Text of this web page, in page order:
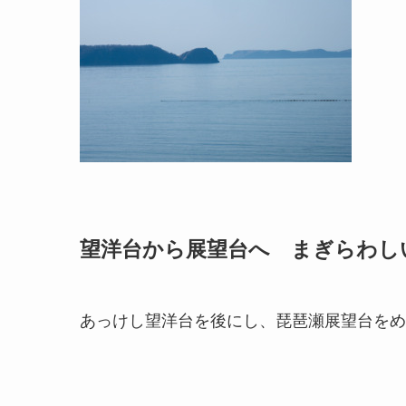
望洋台から展望台へ まぎらわし
あっけし望洋台を後にし、琵琶瀬展望台をめ